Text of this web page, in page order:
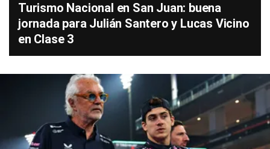
Turismo Nacional en San Juan: buena
jornada para Julián Santero y Lucas Vicino
en Clase 3